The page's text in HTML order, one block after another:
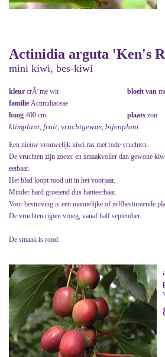
Actinidia arguta 'Ken's
mini kiwi, bes-kiwi
kleur crÃ¨me wit bloeit van
familie Actinidiaceae
hoog 400 cm plaats zon
klimplant, fruit, vruchtgewas, bijenplant
Een nieuw vrouwelijk kiwi ras met rode vruchten.
De vruchten zijn zoeter en smaakvoller dan gewone
eetbaar.
Het blad loopt rood uit in het voorjaar.
Minder hard groeiend dus hanteerbaar.
Voor bestuiving is een mannelijke of zelfbestuivende
De vruchten rijpen vroeg, vanaf half september.
De smaak is rood.